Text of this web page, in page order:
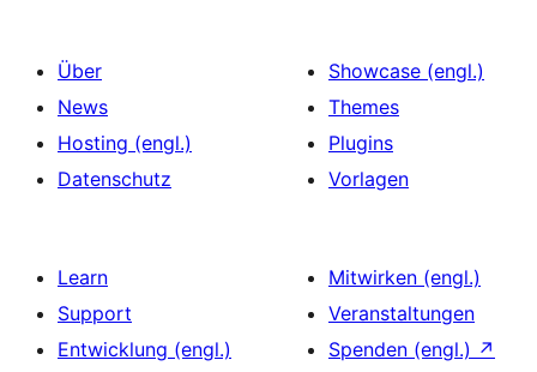
Über
News
Hosting (engl.)
Datenschutz
Showcase (engl.)
Themes
Plugins
Vorlagen
Learn
Support
Entwicklung (engl.)
Mitwirken (engl.)
Veranstaltungen
Spenden (engl.) ↗